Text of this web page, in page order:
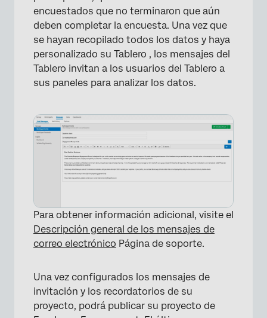
encuestados que no terminaron que aún
deben completar la encuesta. Una vez que
se hayan recopilado todos los datos y haya
personalizado su Tablero , los mensajes del
Tablero invitan a los usuarios del Tablero a
sus paneles para analizar los datos.
Para obtener información adicional, visite el
Descripción general de los mensajes de
correo electrónico Página de soporte.
Una vez configurados los mensajes de
invitación y los recordatorios de su
proyecto, podrá publicar su proyecto de